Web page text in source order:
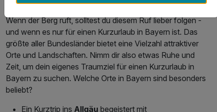
Wenn der Berg ruft, solltest du diesem Ruf lieber folgen -
und wenn es nur für einen Kurzurlaub in Bayern ist. Das
größte aller Bundesländer bietet eine Vielzahl attraktiver
Orte und Landschaften. Nimm dir also etwas Ruhe und
Zeit, um dein eigenes Traumziel für einen Kurzurlaub in
Bayern zu suchen. Welche Orte in Bayern sind besonders
beliebt?
Ein Kurztrip ins Allgäu begeistert mit